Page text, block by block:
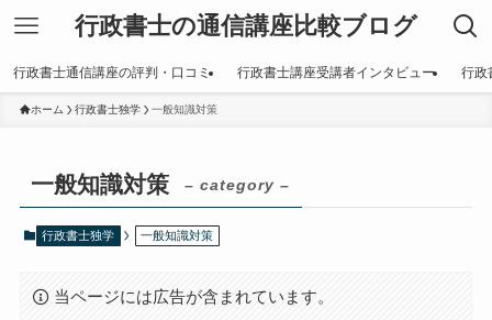
行政書士の通信講座比較ブログ
行政書士通信講座の評判・口コミ 行政書士講座受講者インタビュー 行政
ホーム 行政書士独学 一般知識対策
一般知識対策 – category –
行政書士独学 一般知識対策
当ページには広告が含まれています。